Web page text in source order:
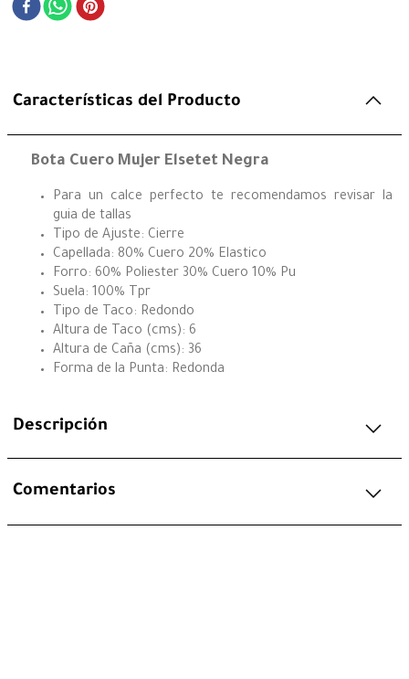
Características del Producto
Bota Cuero Mujer Elsetet Negra
Para un calce perfecto te recomendamos revisar la
guia de tallas
Tipo de Ajuste: Cierre
Capellada: 80% Cuero 20% Elastico
Forro: 60% Poliester 30% Cuero 10% Pu
Suela: 100% Tpr
Tipo de Taco: Redondo
Altura de Taco (cms): 6
Altura de Caña (cms): 36
Forma de la Punta: Redonda
Descripción
Comentarios